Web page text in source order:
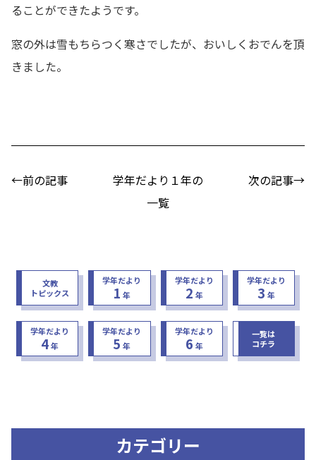
ることができたようです。
窓の外は雪もちらつく寒さでしたが、おいしくおでんを頂
きました。
←前の記事
学年だより１年の
一覧
次の記事→
文教
トピックス
学年だより
1 年
学年だより
2 年
学年だより
3 年
学年だより
4年
学年だより
5 年
学年だより
6 年
一覧は
コチラ
カテゴリー